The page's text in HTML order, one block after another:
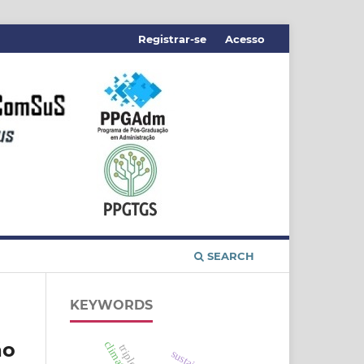
SEARCH
Registrar-se Acesso
KEYWORDS